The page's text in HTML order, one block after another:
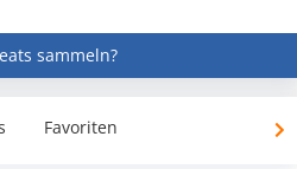
sammeln?
Favoriten